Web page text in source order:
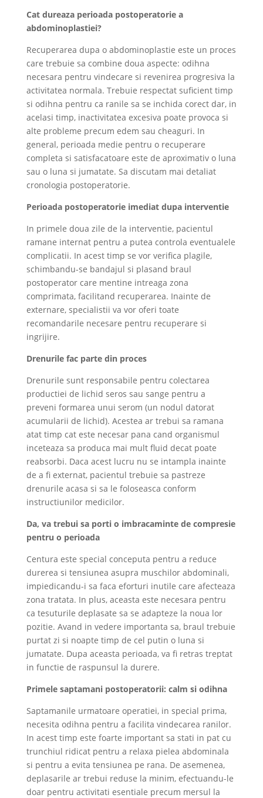
Cat dureaza perioada postoperatorie a
abdominoplastiei?
Recuperarea dupa o abdominoplastie este un proces
care trebuie sa combine doua aspecte: odihna
necesara pentru vindecare si revenirea progresiva la
activitatea normala. Trebuie respectat suficient timp
si odihna pentru ca ranile sa se inchida corect dar, in
acelasi timp, inactivitatea excesiva poate provoca si
alte probleme precum edem sau cheaguri. In
general, perioada medie pentru o recuperare
completa si satisfacatoare este de aproximativ o luna
sau o luna si jumatate. Sa discutam mai detaliat
cronologia postoperatorie.
Perioada postoperatorie imediat dupa interventie
In primele doua zile de la interventie, pacientul
ramane internat pentru a putea controla eventualele
complicatii. In acest timp se vor verifica plagile,
schimbandu-se bandajul si plasand braul
postoperator care mentine intreaga zona
comprimata, facilitand recuperarea. Inainte de
externare, specialistii va vor oferi toate
recomandarile necesare pentru recuperare si
ingrijire.
Drenurile fac parte din proces
Drenurile sunt responsabile pentru colectarea
productiei de lichid seros sau sange pentru a
preveni formarea unui serom (un nodul datorat
acumularii de lichid). Acestea ar trebui sa ramana
atat timp cat este necesar pana cand organismul
inceteaza sa produca mai mult fluid decat poate
reabsorbi. Daca acest lucru nu se intampla inainte
de a fi externat, pacientul trebuie sa pastreze
drenurile acasa si sa le foloseasca conform
instructiunilor medicilor.
Da, va trebui sa porti o imbracaminte de compresie
pentru o perioada
Centura este special conceputa pentru a reduce
durerea si tensiunea asupra muschilor abdominali,
impiedicandu-i sa faca eforturi inutile care afecteaza
zona tratata. In plus, aceasta este necesara pentru
ca tesuturile deplasate sa se adapteze la noua lor
pozitie. Avand in vedere importanta sa, braul trebuie
purtat zi si noapte timp de cel putin o luna si
jumatate. Dupa aceasta perioada, va fi retras treptat
in functie de raspunsul la durere.
Primele saptamani postoperatorii: calm si odihna
Saptamanile urmatoare operatiei, in special prima,
necesita odihna pentru a facilita vindecarea ranilor.
In acest timp este foarte important sa stati in pat cu
trunchiul ridicat pentru a relaxa pielea abdominala
si pentru a evita tensiunea pe rana. De asemenea,
deplasarile ar trebui reduse la minim, efectuandu-le
doar pentru activitati esentiale precum mersul la